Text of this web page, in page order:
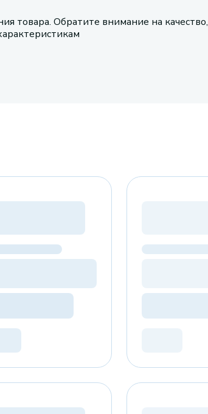
товара. Обратите внимание на качество,